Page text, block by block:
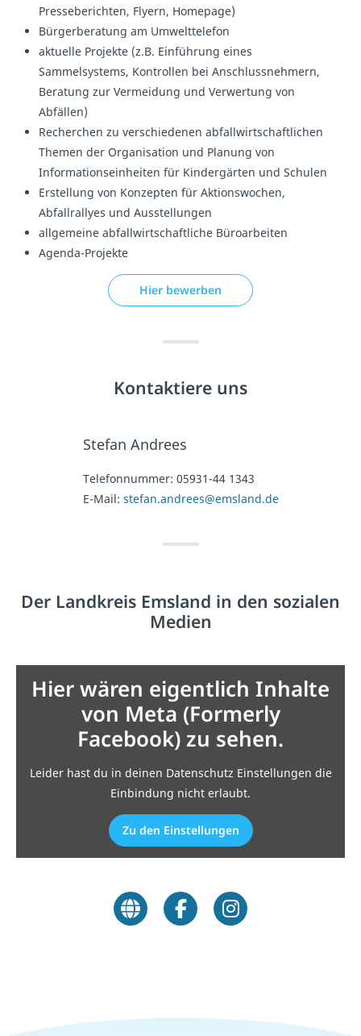
Presseberichten, Flyern, Homepage)
Bürgerberatung am Umwelttelefon
aktuelle Projekte (z.B. Einführung eines
Sammelsystems, Kontrollen bei Anschlussnehmern,
Beratung zur Vermeidung und Verwertung von
Abfällen)
Recherchen zu verschiedenen abfallwirtschaftlichen
Themen der Organisation und Planung von
Informationseinheiten für Kindergärten und Schulen
Erstellung von Konzepten für Aktionswochen,
Abfallrallyes und Ausstellungen
allgemeine abfallwirtschaftliche Büroarbeiten
Agenda-Projekte
Hier bewerben
Kontaktiere uns
Stefan Andrees
Telefonnummer: 05931-44 1343
E-Mail: stefan.andrees@emsland.de
Der Landkreis Emsland in den sozialen
Medien
Hier wären eigentlich Inhalte
von Meta (Formerly
Facebook) zu sehen.
Leider hast du in deinen Datenschutz Einstellungen die
Einbindung nicht erlaubt.
Zu den Einstellungen